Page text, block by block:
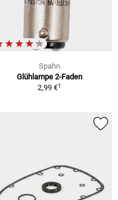
Spahn
Glühlampe 2-Faden
2,99 €1